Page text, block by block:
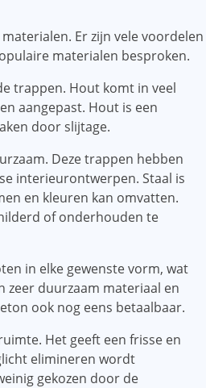
Er zijn vele voordelen
materialen besproken.
trappen. Hout komt in veel
aangepast. Hout is een
door slijtage.
Deze trappen hebben
interieurontwerpen. Staal is
en kleuren kan omvatten.
of onderhouden te
in elke gewenste vorm, wat
zeer duurzaam materiaal en
ook nog eens betaalbaar.
Het geeft een frisse en
elimineren wordt
gekozen door de